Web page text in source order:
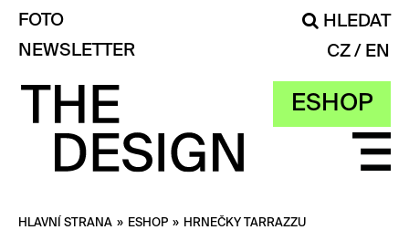
ESHOP
FOTO
HLEDAT
NEWSLETTER
CZ EN
HLAVNÍ STRANA » ESHOP » HRNEČKY TARRAZZU